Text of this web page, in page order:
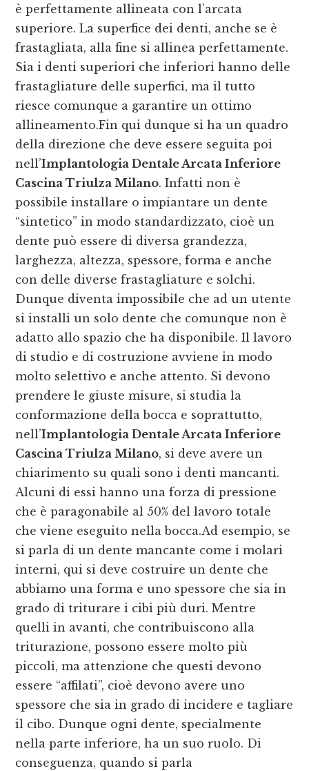
è perfettamente allineata con l’arcata
superiore. La superfice dei denti, anche se è
frastagliata, alla fine si allinea perfettamente.
Sia i denti superiori che inferiori hanno delle
frastagliature delle superfici, ma il tutto
riesce comunque a garantire un ottimo
allineamento.Fin qui dunque si ha un quadro
della direzione che deve essere seguita poi
nell’Implantologia Dentale Arcata Inferiore
Cascina Triulza Milano. Infatti non è
possibile installare o impiantare un dente
“sintetico” in modo standardizzato, cioè un
dente può essere di diversa grandezza,
larghezza, altezza, spessore, forma e anche
con delle diverse frastagliature e solchi.
Dunque diventa impossibile che ad un utente
si installi un solo dente che comunque non è
adatto allo spazio che ha disponibile. Il lavoro
di studio e di costruzione avviene in modo
molto selettivo e anche attento. Si devono
prendere le giuste misure, si studia la
conformazione della bocca e soprattutto,
nell’Implantologia Dentale Arcata Inferiore
Cascina Triulza Milano, si deve avere un
chiarimento su quali sono i denti mancanti.
Alcuni di essi hanno una forza di pressione
che è paragonabile al 50% del lavoro totale
che viene eseguito nella bocca.Ad esempio, se
si parla di un dente mancante come i molari
interni, qui si deve costruire un dente che
abbiamo una forma e uno spessore che sia in
grado di triturare i cibi più duri. Mentre
quelli in avanti, che contribuiscono alla
triturazione, possono essere molto più
piccoli, ma attenzione che questi devono
essere “affilati”, cioè devono avere uno
spessore che sia in grado di incidere e tagliare
il cibo. Dunque ogni dente, specialmente
nella parte inferiore, ha un suo ruolo. Di
conseguenza, quando si parla